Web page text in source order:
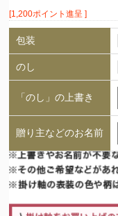
[1,200ポイント進呈 ]
包装
のし
「のし」の上書き
贈り主などのお名前